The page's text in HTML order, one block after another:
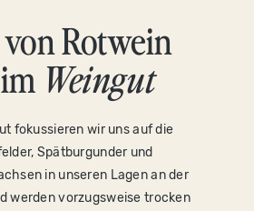
Rotwein
Weingut
fokussieren wir uns auf die
Spätburgunder und
in unseren Lagen an der
werden vorzugsweise trocken